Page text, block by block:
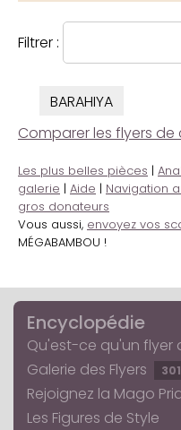
Filtrer :
BARAHIYA
Comparer les flyers de
Les plus belles pièces |
galerie | Aide | Navigation
gros donateurs
Vous aussi, envoyez vos
MÉGABAMBOU !
Encyclopédie
Qu'est-ce qu'un flyer
Galerie des Flyers
Rejoignez la Mago
Les Figures de Style